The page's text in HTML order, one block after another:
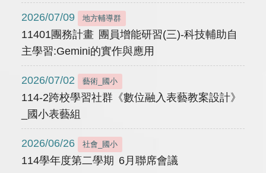
2026/07/09 地方輔導群
11401團務計畫 團員增能研習(三)-科技輔助自
主學習:Gemini的實作與應用
2026/07/02 藝術_國小
114-2跨校學習社群《數位融入表藝教案設計》
_國小表藝組
2026/06/26 社會_國小
114學年度第二學期 6月聯席會議